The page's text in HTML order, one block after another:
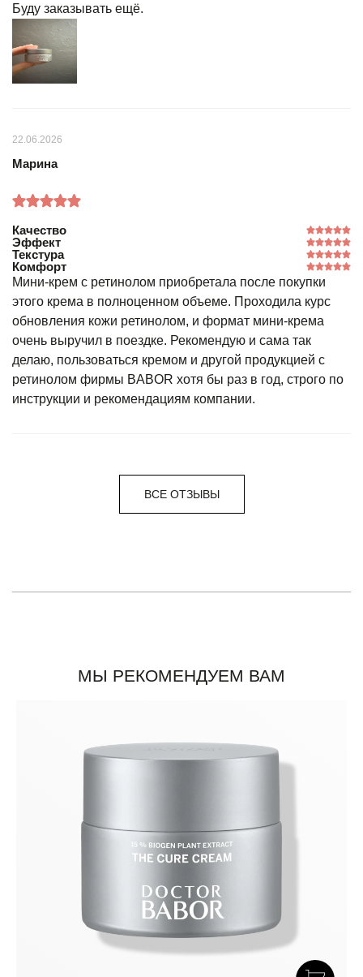
Буду заказывать ещё.
22.06.2026
Марина
Качество
Эффект
Текстура
Комфорт
Мини-крем с ретинолом приобретала после покупки
этого крема в полноценном объеме. Проходила курс
обновления кожи ретинолом, и формат мини-крема
очень выручил в поездке. Рекомендую и сама так
делаю, пользоваться кремом и другой продукцией с
ретинолом фирмы BABOR хотя бы раз в год, строго по
инструкции и рекомендациям компании.
ВСЕ ОТЗЫВЫ
МЫ РЕКОМЕНДУЕМ ВАМ